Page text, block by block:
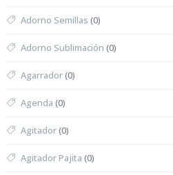
Adorno Semillas (0)
Adorno Sublimación (0)
Agarrador(0)
Agenda (0)
Agitador(0)
Agitador Pajita (0)